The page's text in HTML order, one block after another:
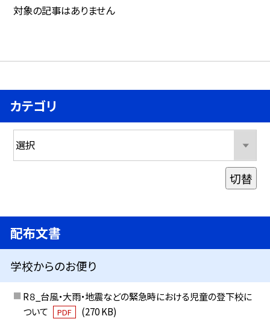
対象の記事はありません
カテゴリ
切替
配布文書
学校からのお便り
R８_台風・大雨・地震などの緊急時における児童の登下校に
ついて
PDF
(270 KB)